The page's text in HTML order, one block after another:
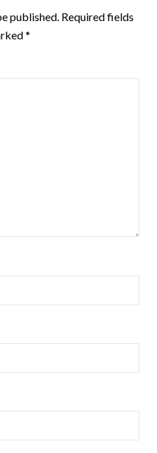
published. Required fields
*